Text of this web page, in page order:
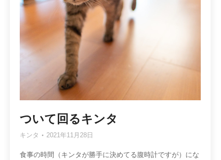
ついて回るキンタ
キンタ 2021年11月28日
食事の時間（キンタが勝手に決めてる腹時計ですが）にな